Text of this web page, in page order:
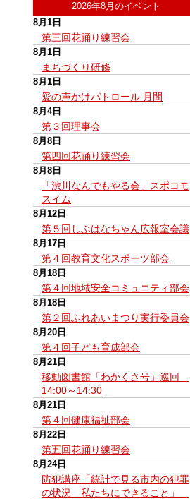
2026年8月のイベント
8月1日
第三回花踊り練習会
8月1日
まちづくり研修
8月1日
愛の声かけパトロール 月間
8月4日
第３回理事会
8月8日
第四回花踊り練習会
8月8日
「渋川なんでもやる会」スポコモ
スイム
8月12日
第５回しぶはなちゃん広報室会議
8月17日
第４回教育文化スポーツ部会
8月18日
第４回地域安全コミュニティ部会
8月18日
第２回ふれあいまつり実行委員会
8月20日
第４回子ども育成部会
8月21日
移動図書館「わかくさ号」巡回
14:00～14:30
8月21日
第４回健康福祉部会
8月22日
第五回花踊り練習会
8月24日
防犯講座「統計で見る市内の犯罪
の状況 私たちにできること」